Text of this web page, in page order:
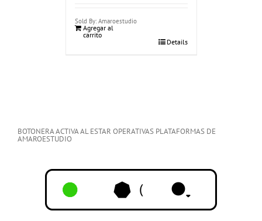
Sold By: Amaroestudio
Agregar al
carrito
Details
BOTONERA ACTIVA AL ESTAR OPERATIVAS PLATAFORMAS DE
AMAROESTUDIO